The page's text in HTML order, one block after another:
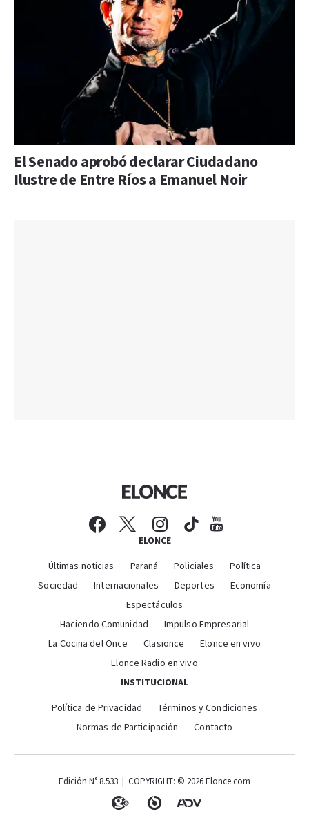
El Senado aprobó declarar Ciudadano
Ilustre de Entre Ríos a Emanuel Noir
ELONCE
Últimas noticias Paraná Policiales
Política
Sociedad
Internacionales Deportes
Economía
Espectáculos
Haciendo Comunidad
Impulso Empresarial
La Cocina del Once
Clasionce
Elonce en vivo
Elonce Radio en vivo
INSTITUCIONAL
Política de Privacidad
Términos y Condiciones
Normas de Participación
Contacto
Edición N° 8.533 | COPYRIGHT: © 2026 Elonce.com